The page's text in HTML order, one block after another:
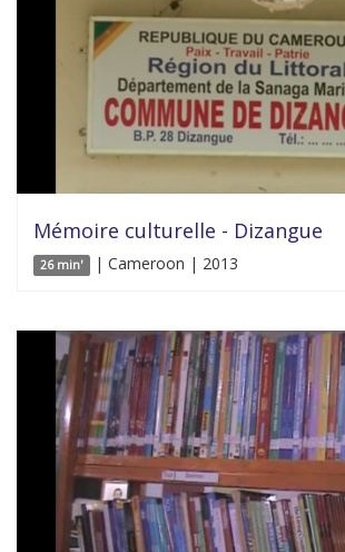
Mémoire culturelle - Dizangue
26 min' | Cameroon | 2013